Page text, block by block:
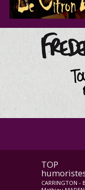
TOP
CARRINGTON -